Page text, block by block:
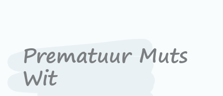
Prematuur Muts
Wit